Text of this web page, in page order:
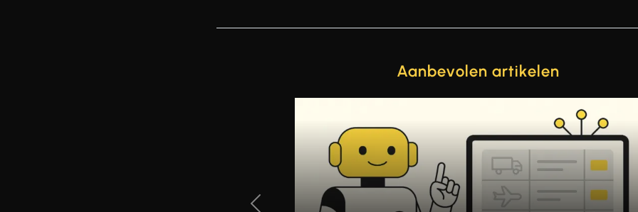
Aanbevolen artikelen